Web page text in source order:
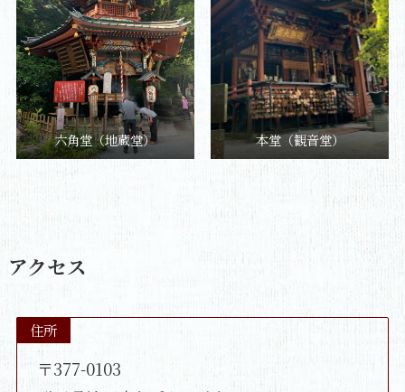
六角堂（地蔵堂） 本堂（観音堂）
アクセス
住所
〒377-0103